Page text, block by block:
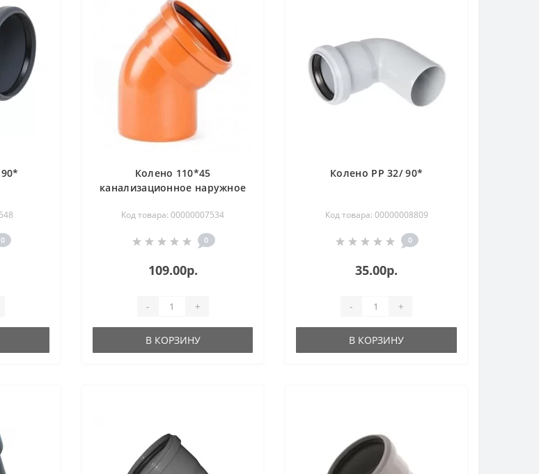
0
Колено 110*45
канализационное наружное
Код товара: 00000007534
0
109.00р.
- +
В КОРЗИНУ
Колено РР 32/ 90*
Код товара: 00000008809
0
35.00р.
- +
В КОРЗИНУ